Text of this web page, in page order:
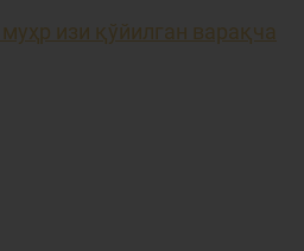
изи қўйилган варақча